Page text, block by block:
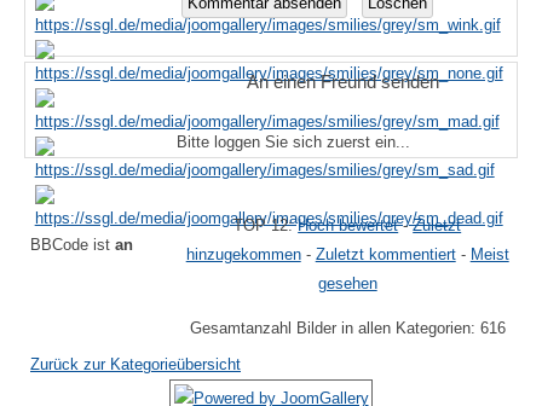
BBCode ist an
An einen Freund senden
Bitte loggen Sie sich zuerst ein...
TOP 12:Hoch bewertet-Zuletzt
hinzugekommen- Zuletzt kommentiert- Meist
gesehen
Gesamtanzahl Bilder in allen Kategorien: 616
Zurück zur Kategorieübersicht